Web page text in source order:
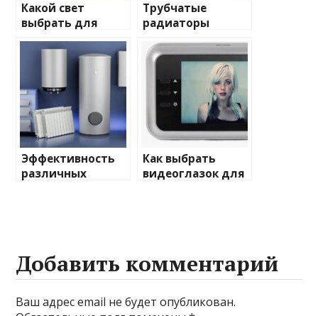
Какой свет
выбрать для
домашнего
освещения
Трубчатые
радиаторы
отопления: виды
и характеристики
Эффективность
различных
Как выбрать
видеоглазок для
Добавить комментарий
Ваш адрес email не будет опубликован.